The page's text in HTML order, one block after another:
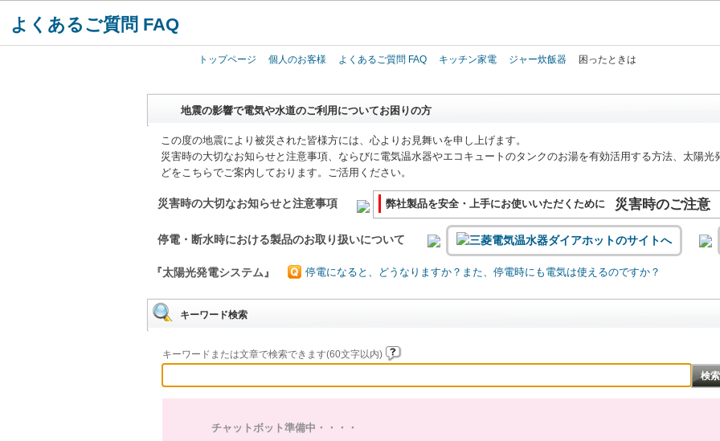
よくあるご質問 FAQ
トップページ 個人のお客様 よくあるご質問 FAQ キッチン家電 ジャー炊飯器 困ったときは
地震の影響で電気や水道のご利用についてお困りの方
この度の地震により被災された皆様方には、心よりお見舞いを申し上げます。
災害時の大切なお知らせと注意事項、ならびに電気温水器やエコキュートのタンクのお湯を有効活用する方法、太陽
どをこちらでご案内しております。ご活用ください。
災害時の大切なお知らせと注意事項 弊社製品を安全・上手にお使いいただくために 災害時のご注意
停電・断水時における製品のお取り扱いについて
『太陽光発電システム』 停電になると、どうなりますか？また、停電時にも電気は使えるのですか？
キーワード検索
キーワードまたは文章で検索できます(60文字以内)
チャットボット準備中・・・・